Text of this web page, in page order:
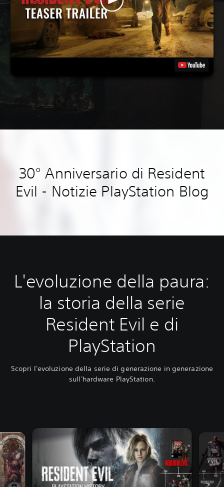
30° Anniversario di Resident
Evil - Notizie PlayStation Blog
L'evoluzione della paura:
la storia della serie
Resident Evil e di
PlayStation
Scopri l'evoluzione della serie di generazione in generazione
sull'hardware PlayStation.